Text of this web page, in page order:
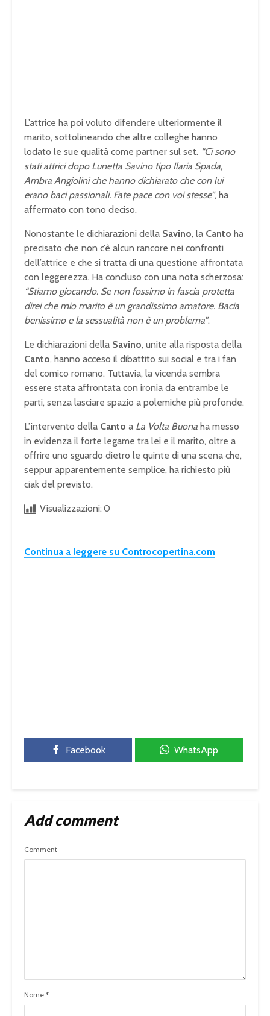
L’attrice ha poi voluto difendere ulteriormente il
marito, sottolineando che altre colleghe hanno
lodato le sue qualità come partner sul set. “Ci sono
stati attrici dopo Lunetta Savino tipo Ilaria Spada,
Ambra Angiolini che hanno dichiarato che con lui
erano baci passionali. Fate pace con voi stesse”, ha
affermato con tono deciso.
Nonostante le dichiarazioni della Savino, la Canto ha
precisato che non c’è alcun rancore nei confronti
dell’attrice e che si tratta di una questione affrontata
con leggerezza. Ha concluso con una nota scherzosa:
“Stiamo giocando. Se non fossimo in fascia protetta
direi che mio marito è un grandissimo amatore. Bacia
benissimo e la sessualità non è un problema”.
Le dichiarazioni della Savino, unite alla risposta della
Canto, hanno acceso il dibattito sui social e tra i fan
del comico romano. Tuttavia, la vicenda sembra
essere stata affrontata con ironia da entrambe le
parti, senza lasciare spazio a polemiche più profonde.
L’intervento della Canto a La Volta Buona ha messo
in evidenza il forte legame tra lei e il marito, oltre a
offrire uno sguardo dietro le quinte di una scena che,
seppur apparentemente semplice, ha richiesto più
ciak del previsto.
Visualizzazioni: 0
Continua a leggere su Controcopertina.com
Facebook WhatsApp
Add comment
Comment
Nome *